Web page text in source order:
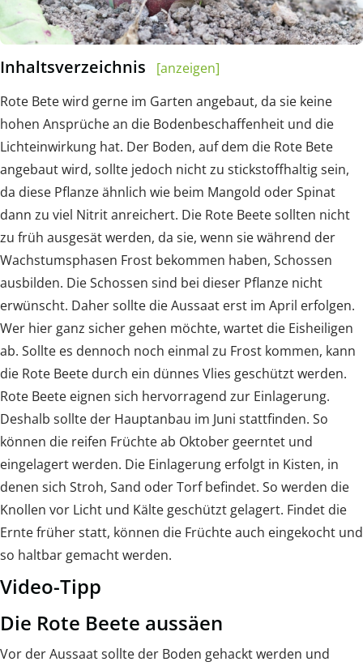
Inhaltsverzeichnis
[anzeigen]
Rote Bete wird gerne im Garten angebaut, da sie keine
hohen Ansprüche an die Bodenbeschaffenheit und die
Lichteinwirkung hat. Der Boden, auf dem die Rote Bete
angebaut wird, sollte jedoch nicht zu stickstoffhaltig sein,
da diese Pflanze ähnlich wie beim Mangold oder Spinat
dann zu viel Nitrit anreichert. Die Rote Beete sollten nicht
zu früh ausgesät werden, da sie, wenn sie während der
Wachstumsphasen Frost bekommen haben, Schossen
ausbilden. Die Schossen sind bei dieser Pflanze nicht
erwünscht. Daher sollte die Aussaat erst im April erfolgen.
Wer hier ganz sicher gehen möchte, wartet die Eisheiligen
ab. Sollte es dennoch noch einmal zu Frost kommen, kann
die Rote Beete durch ein dünnes Vlies geschützt werden.
Rote Beete eignen sich hervorragend zur Einlagerung.
Deshalb sollte der Hauptanbau im Juni stattfinden. So
können die reifen Früchte ab Oktober geerntet und
eingelagert werden. Die Einlagerung erfolgt in Kisten, in
denen sich Stroh, Sand oder Torf befindet. So werden die
Knollen vor Licht und Kälte geschützt gelagert. Findet die
Ernte früher statt, können die Früchte auch eingekocht und
so haltbar gemacht werden.
Video-Tipp
Die Rote Beete aussäen
Vor der Aussaat sollte der Boden gehackt werden und